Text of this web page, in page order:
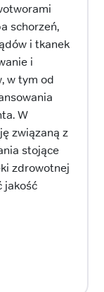
schorzeń,
i tkanek
i
w tym od
W
związaną z
stojące
zdrowotnej
jakość